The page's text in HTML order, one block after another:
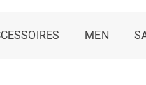
MEN